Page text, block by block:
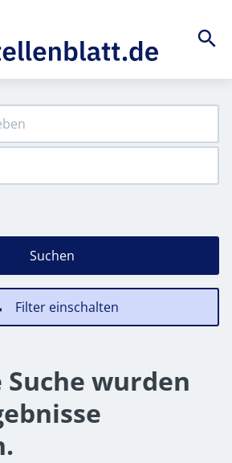
Suchen
Filter einschalten
Suche wurden